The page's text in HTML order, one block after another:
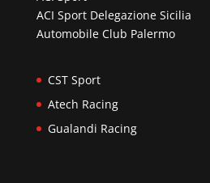
ACI Sport Delegazione Sicilia
Automobile Club Palermo
CST Sport
Atech Racing
Gualandi Racing